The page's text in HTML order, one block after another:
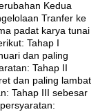
Kedua
Tranfer ke
padat karya tunai
Tahap I
dan paling
Tahap II
dan paling lambat
Tahap III sebesar